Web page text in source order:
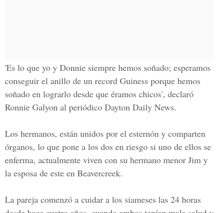
'Es lo que yo y Donnie siempre hemos soñado; esperamos
conseguir el anillo de un record Guiness porque hemos
soñado en lograrlo desde que éramos chicos', declaró
Ronnie Galyon al periódico Dayton Daily News.
Los hermanos, están unidos por el esternón y comparten
órganos, lo que pone a los dos en riesgo si uno de ellos se
enferma, actualmente viven con su hermano menor Jim y
la esposa de este en Beavercreek.
La pareja comenzó a cuidar a los siameses las 24 horas